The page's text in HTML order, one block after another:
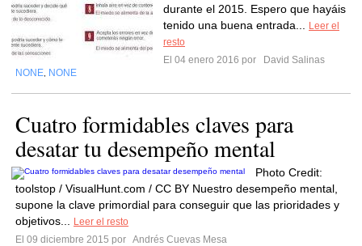
durante el 2015. Espero que hayáis
tenido una buena entrada...
Leer el
resto
El 04 enero 2016 por
David Salinas
NONE NONE
Cuatro formidables claves para
desatar tu desempeño mental
Photo Credit:
toolstop / VisualHunt.com / CC BY Nuestro desempeño mental,
supone la clave primordial para conseguir que las prioridades y
objetivos...
Leer el resto
El 09 diciembre 2015 por Andrés Cuevas Mesa